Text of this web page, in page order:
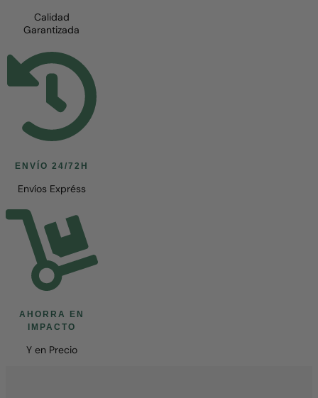
Calidad
Garantizada
ENVÍO 24/72H
Envíos Expréss
AHORRA EN
IMPACTO
Y en Precio